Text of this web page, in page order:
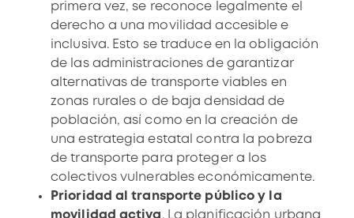
primera vez, se reconoce legalmente el
derecho a una movilidad accesible e
inclusiva. Esto se traduce en la obligación
de las administraciones de garantizar
alternativas de transporte viables en
zonas rurales o de baja densidad de
población, así como en la creación de
una estrategia estatal contra la pobreza
de transporte para proteger a los
colectivos vulnerables económicamente.
Prioridad al transporte público y la
movilidad activa . La planificación urbana